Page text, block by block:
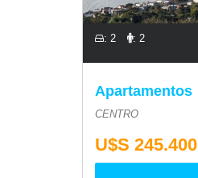
: 2 : 2
Apartamentos
CENTRO
U$S 245.400